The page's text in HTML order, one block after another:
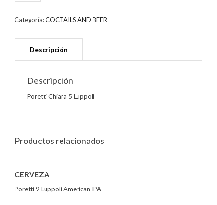
Categoría:COCTAILS AND BEER
Descripción
Poretti Chiara 5 Luppoli
Productos relacionados
CERVEZA
Poretti 9 Luppoli American IPA